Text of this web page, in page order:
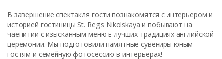
В завершение спектакля гости познакомятся с интерьером и
историей гостиницы St. Regis Nikolskaya и побывают на
чаепитии с изысканным меню в лучших традициях английской
церемонии. Мы подготовили памятные сувениры юным
гостям и семейную фотосессию в интерьерах!